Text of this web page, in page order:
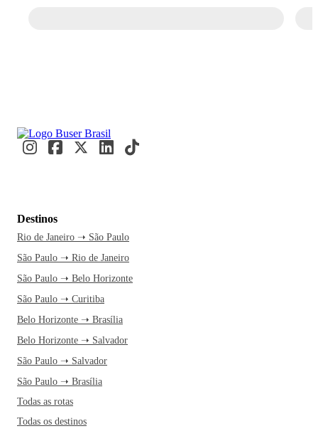
Destinos
Rio de Janeiro ➝ São Paulo
São Paulo ➝ Rio de Janeiro
São Paulo ➝ Belo Horizonte
São Paulo ➝ Curitiba
Belo Horizonte ➝ Brasília
Belo Horizonte ➝ Salvador
São Paulo ➝ Salvador
São Paulo ➝ Brasília
Todas as rotas
Todas os destinos